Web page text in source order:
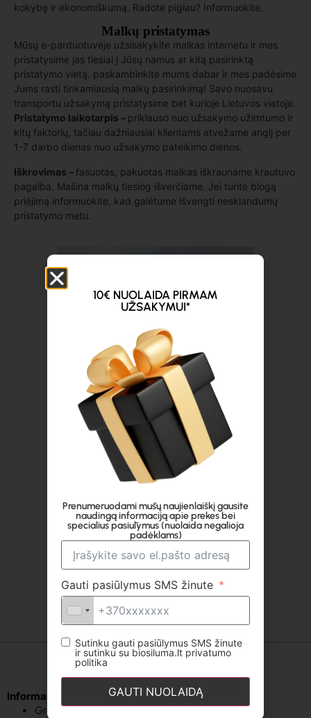
kokybę ir ekonomiškumą. Radote pigiau? Informuokite.
Malkų pristatymas
Mūsų e-parduotuvėje užsisakykite malkas internetu ir mes
pristatysime jas tiesiai į Jūsų namus ar kitą pasirinktą
pristatymo vietą. paskambinkite mums dabar ir mes padėsime
Jums rasti tinkamiausią malkų pasirinkimą! Savo nuosavu
transportu užsakymą pristatysime bet kurioje Lietuvos vietoje.
Pristatymo laikotarpis – priklauso nuo užsakymo užimtumo ir
kitų faktorių, tačiau dažniausiai klientams atvežame anglį per
1-7 darbo dienas nuo užsakymo pateikimo dienos.
Iškrovimas – fasuotas, pakuotas malkas iškrauname krautuvo
pagalba. Mašina malkų tiesiog išverčiame. Jei turite blogą
priėjimą informuokite, kad galėtume išvengti nesklandumų
pristatymo metu.
Informacija
Grąžinimas
Svarbios nuorodos
Pagrindinis
10€ NUOLAIDA PIRMAM
UŽSAKYMUI*
Prenumeruodami mūsų naujienlaiškį gausite
naudingą informaciją apie prekes bei
specialius pasiūlymus (nuolaida negalioja
padėklams)
Gauti pasiūlymus SMS žinute
Sutinku gauti pasiūlymus SMS žinute
ir sutinku su biosiluma.lt privatumo
politika
GAUTI NUOLAIDĄ